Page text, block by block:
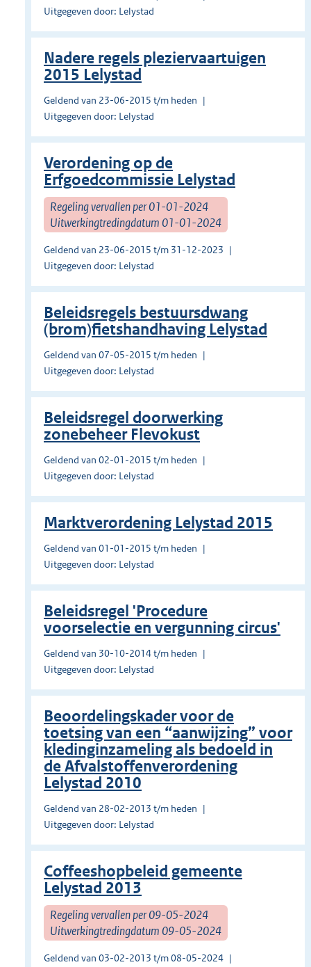
Uitgegeven door: Lelystad
Nadere regels pleziervaartuigen
2015 Lelystad
Geldend van 23-06-2015 t/m heden
Uitgegeven door: Lelystad
Verordening op de
Erfgoedcommissie Lelystad
Regeling vervallen per 01-01-2024
Uitwerkingtredingdatum 01-01-2024
Geldend van 23-06-2015 t/m 31-12-2023
Uitgegeven door: Lelystad
Beleidsregels bestuursdwang
(brom)fietshandhaving Lelystad
Geldend van 07-05-2015 t/m heden
Uitgegeven door: Lelystad
Beleidsregel doorwerking
zonebeheer Flevokust
Geldend van 02-01-2015 t/m heden
Uitgegeven door: Lelystad
Marktverordening Lelystad 2015
Geldend van 01-01-2015 t/m heden
Uitgegeven door: Lelystad
Beleidsregel 'Procedure
voorselectie en vergunning circus'
Geldend van 30-10-2014 t/m heden
Uitgegeven door: Lelystad
Beoordelingskader voor de
toetsing van een “aanwijzing” voor
kledinginzameling als bedoeld in
de Afvalstoffenverordening
Lelystad 2010
Geldend van 28-02-2013 t/m heden
Uitgegeven door: Lelystad
Coffeeshopbeleid gemeente
Lelystad 2013
Regeling vervallen per 09-05-2024
Uitwerkingtredingdatum 09-05-2024
Geldend van 03-02-2013 t/m 08-05-2024